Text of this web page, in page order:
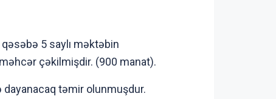
5 saylı məktəbin
çəkilmişdir. (900 manat).
təmir olunmuşdur.